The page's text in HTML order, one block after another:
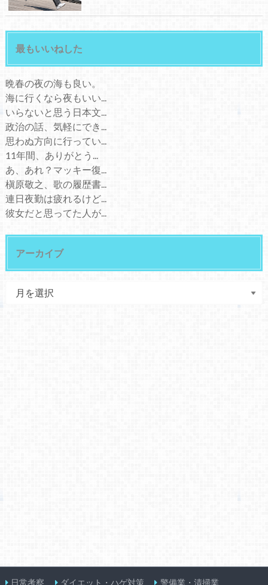
最もいいねした
晩春の夜の海も良い。
海に行くなら夜もいい...
いらないと思う日本文...
政治の話、気軽にでき...
思わぬ方向に行ってい...
11年間、ありがとう...
あ、あれ？マッキー復...
槇原敬之、歌の履歴書...
連日夜勤は疲れるけど...
彼女だと思ってた人が...
アーカイブ
日常考察 ダイエット・ハゲ対策 警備業・清掃業